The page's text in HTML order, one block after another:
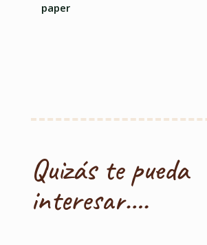
paper
Quizás te pueda
interesar….